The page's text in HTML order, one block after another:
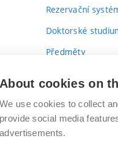
Rezervační
Doktorské
Předměty
Vysoké
About cookies on
We use cookies to collect
provide social media
advertisements.